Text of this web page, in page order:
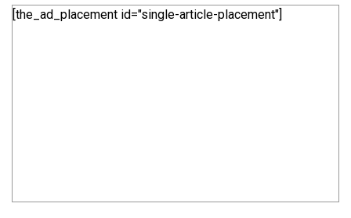
[the_ad_placement id="single-article-placement"]